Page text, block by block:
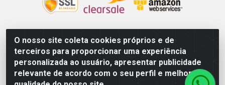
O nosso site coleta cookies próprios e de
terceiros para proporcionar uma experiência
personalizada ao usuário, apresentar publicidade
relevante de acordo com o seu perfil e melhorar a
Mauricéa Alimentos do Nordeste Ltda - BR 408, KM 55,
S/N - Zona Rural - Nazaré da Mata/PE - CEP 55.810-000
- CNPJ: 12.819.074/0002-14